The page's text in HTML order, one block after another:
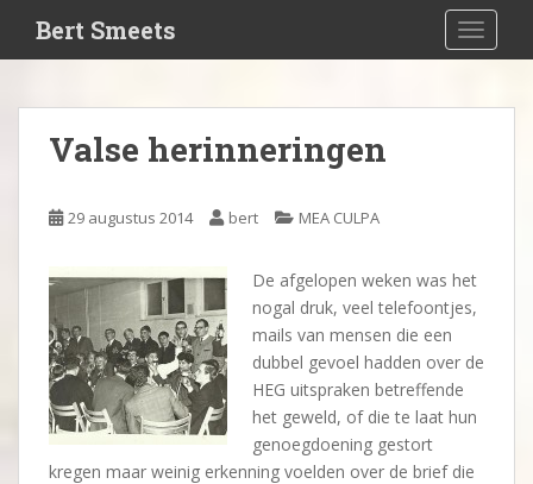
i
Bert Smeets
Valse herinneringen
29 augustus 2014 bert MEA CULPA
De afgelopen weken was het
nogal druk, veel telefoontjes,
mails van mensen die een
dubbel gevoel hadden over de
HEG uitspraken betreffende
het geweld, of die te laat hun
genoegdoening gestort
kregen maar weinig erkenning voelden over de brief die